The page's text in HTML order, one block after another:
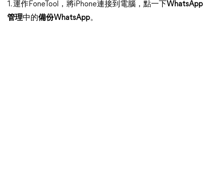
1. 運作FoneTool，將iPhone連接到電腦，點一下WhatsApp
管理中的備份WhatsApp。